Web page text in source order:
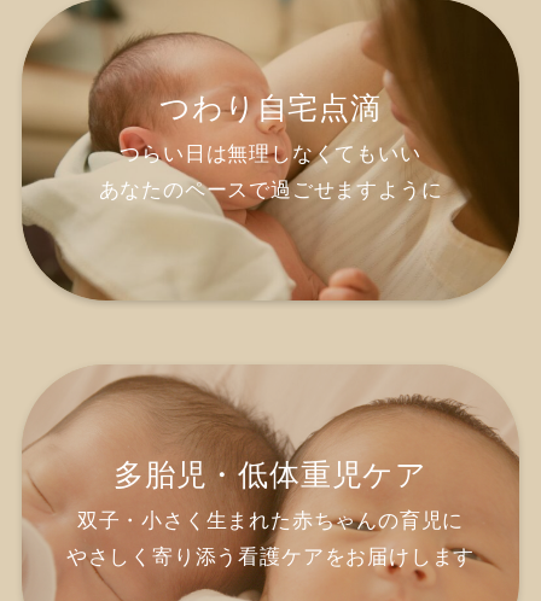
つわり自宅点滴
つらい日は無理しなくてもいい
あなたのペースで過ごせますように
多胎児・低体重児ケア
双子・小さく生まれた赤ちゃんの育児に
やさしく寄り添う看護ケアをお届けします